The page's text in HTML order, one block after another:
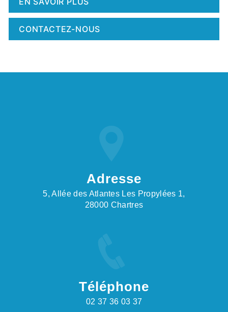
CONTACTEZ-NOUS
Adresse
5, Allée des Atlantes Les Propylées 1,
28000 Chartres
Téléphone
02 37 36 03 37